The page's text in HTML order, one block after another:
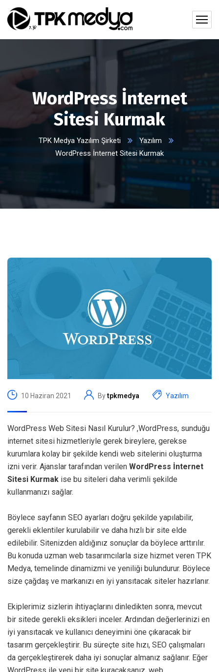
WordPress İnternet
Sitesi Kurmak
TPK Medya Yazılım Şirketi
Yazılım
WordPress İnternet Sitesi Kurmak
10 Haziran 2021 Bytpkmedya Yazılım
WordPress Web Sitesi Nasıl Kurulur? ,WordPress, sunduğu
internet sitesi hizmetleriyle gerek bireylere, gerekse
kurumlara kolay bir şekilde kendi web sitelerini oluşturma
izni verir. Ajanslar tarafından verilen WordPress İnternet
Sitesi Kurmak ise bu siteleri daha verimli şekilde
kullanmanızı sağlar.
Böylece sayfanın SEO ayarları doğru şekilde yapılabilir,
gerekli eklentiler kurulabilir ve daha hızlı bir site elde
edilebilir. Sitenizden aldığınız sonuçlar da böylece arttırılır.
Bu konuda uzman web tasarımcılarla size hizmet veren TPK
Medya, temelinde dinamizmi ve yeniliği bulundurur. Böylece
size çağdaş ve markanızı en iyi yansıtacak siteler hazırlanır.
Ekiplerimiz sizlerin ihtiyaçlarını dinledikten sonra, mevcut
bir sitede gerekli eksikleri inceler. Ardından değerlerinizi en
iyi yansıtacak ve kullanıcı deneyimini öne çıkaracak bir
tasarım gerçekleştirir. Bu süreçte site hızı, SEO çalışmaları
da gerçekleştirerek daha iyi sonuçlar almanız sağlanır. Eğer